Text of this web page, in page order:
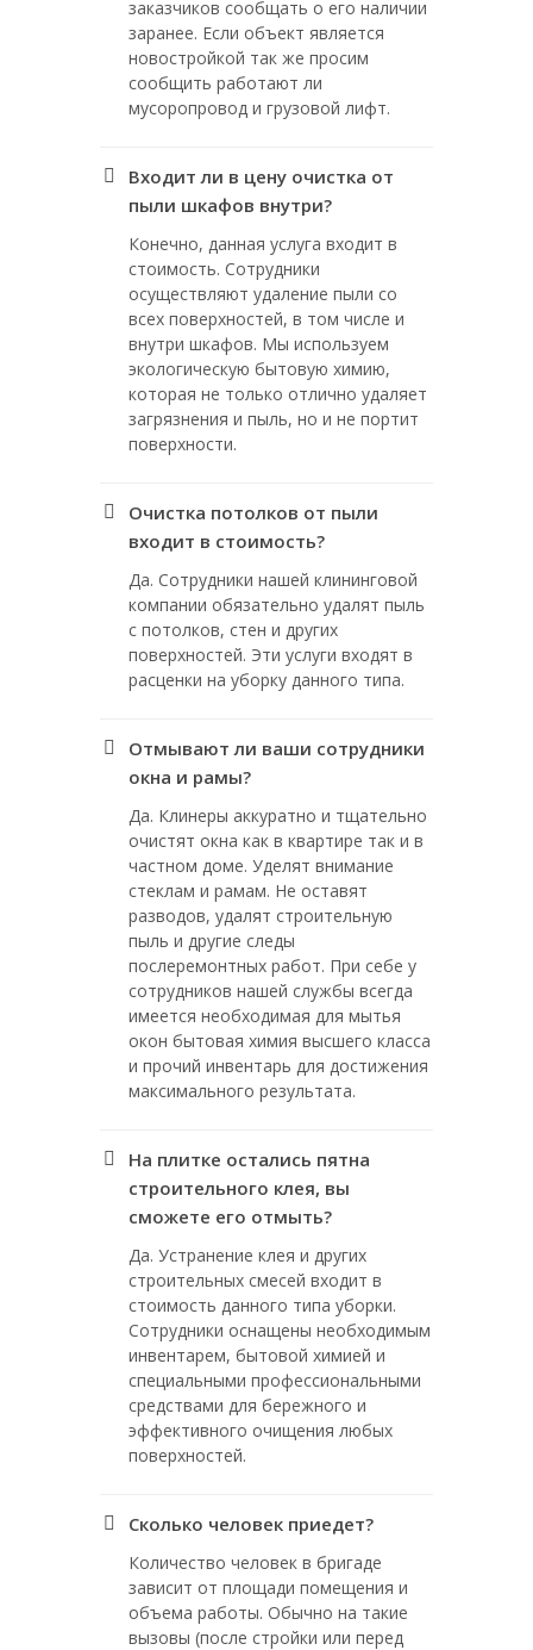
заказчиков сообщать о его наличии
заранее. Если объект является
новостройкой так же просим
сообщить работают ли
мусоропровод и грузовой лифт.
Входит ли в цену очистка от
пыли шкафов внутри?
Конечно, данная услуга входит в
стоимость. Сотрудники
осуществляют удаление пыли со
всех поверхностей, в том числе и
внутри шкафов. Мы используем
экологическую бытовую химию,
которая не только отлично удаляет
загрязнения и пыль, но и не портит
поверхности.
Очистка потолков от пыли
входит в стоимость?
Да. Сотрудники нашей клининговой
компании обязательно удалят пыль
с потолков, стен и других
поверхностей. Эти услуги входят в
расценки на уборку данного типа.
Отмывают ли ваши сотрудники
окна и рамы?
Да. Клинеры аккуратно и тщательно
очистят окна как в квартире так и в
частном доме. Уделят внимание
стеклам и рамам. Не оставят
разводов, удалят строительную
пыль и другие следы
послеремонтных работ. При себе у
сотрудников нашей службы всегда
имеется необходимая для мытья
окон бытовая химия высшего класса
и прочий инвентарь для достижения
максимального результата.
На плитке остались пятна
строительного клея, вы
сможете его отмыть?
Да. Устранение клея и других
строительных смесей входит в
стоимость данного типа уборки.
Сотрудники оснащены необходимым
инвентарем, бытовой химией и
специальными профессиональными
средствами для бережного и
эффективного очищения любых
поверхностей.
Сколько человек приедет?
Количество человек в бригаде
зависит от площади помещения и
объема работы. Обычно на такие
вызовы (после стройки или перед